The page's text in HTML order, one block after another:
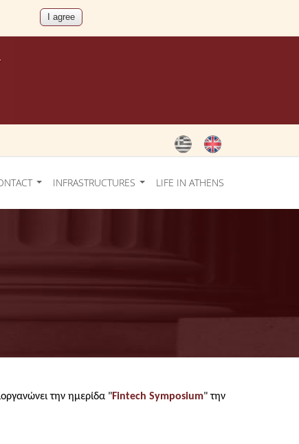
INFRASTRUCTURES LIFE IN ATHENS
την ημερίδα "Fintech Sympοsium" την